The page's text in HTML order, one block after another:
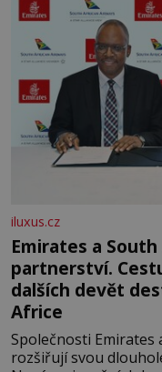
iluxus.cz
Emirates a
partnerství.
dalších devět
Africe
Společnosti Emirates
rozšiřují svou